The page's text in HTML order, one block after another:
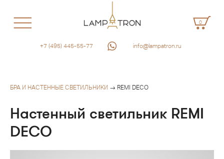
0
+7 (495) 445-55-77 info@lampatron.ru
БРА И НАСТЕННЫЕ СВЕТИЛЬНИКИ → REMI DECO
Настенный светильник REMI
DECO